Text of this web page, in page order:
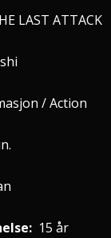
LAST ATTACK
/ Action
15 år